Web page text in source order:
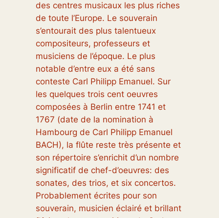
des centres musicaux les plus riches
de toute l’Europe. Le souverain
s’entourait des plus talentueux
compositeurs, professeurs et
musiciens de l’époque. Le plus
notable d’entre eux a été sans
conteste Carl Philipp Emanuel. Sur
les quelques trois cent oeuvres
composées à Berlin entre 1741 et
1767 (date de la nomination à
Hambourg de Carl Philipp Emanuel
BACH), la flûte reste très présente et
son répertoire s’enrichit d’un nombre
significatif de chef-d’oeuvres: des
sonates, des trios, et six concertos.
Probablement écrites pour son
souverain, musicien éclairé et brillant